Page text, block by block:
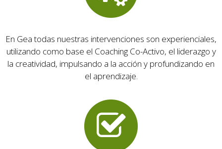
En Gea todas nuestras intervenciones son experienciales,
utilizando como base el Coaching Co-Activo, el liderazgo y
la creatividad, impulsando a la acción y profundizando en
el aprendizaje.